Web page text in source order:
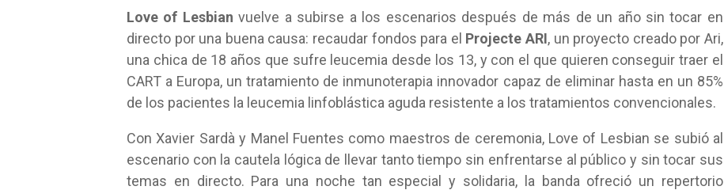
Love of Lesbian vuelve a subirse a los escenarios después de más de un año sin tocar en
directo por una buena causa: recaudar fondos para el Projecte ARI, un proyecto creado por Ari,
una chica de 18 años que sufre leucemia desde los 13, y con el que quieren conseguir traer el
CART a Europa, un tratamiento de inmunoterapia innovador capaz de eliminar hasta en un 85%
de los pacientes la leucemia linfoblástica aguda resistente a los tratamientos convencionales.
Con Xavier Sardà y Manel Fuentes como maestros de ceremonia, Love of Lesbian se subió al
escenario con la cautela lógica de llevar tanto tiempo sin enfrentarse al público y sin tocar sus
temas en directo. Para una noche tan especial y solidaria, la banda ofreció un repertorio